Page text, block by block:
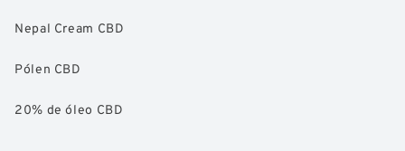
Nepal Cream CBD
Pólen CBD
20% de óleo CBD